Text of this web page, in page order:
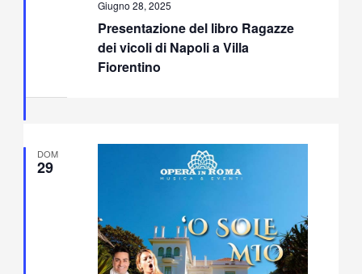
Presentazione del libro Ragazze
dei vicoli di Napoli a Villa
Fiorentino
Giugno 28, 2025
DOM
29